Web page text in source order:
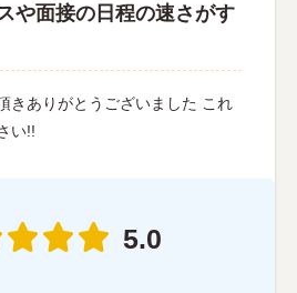
や面接の日程の速さがす
きありがとうございました これ
い!!
5.0